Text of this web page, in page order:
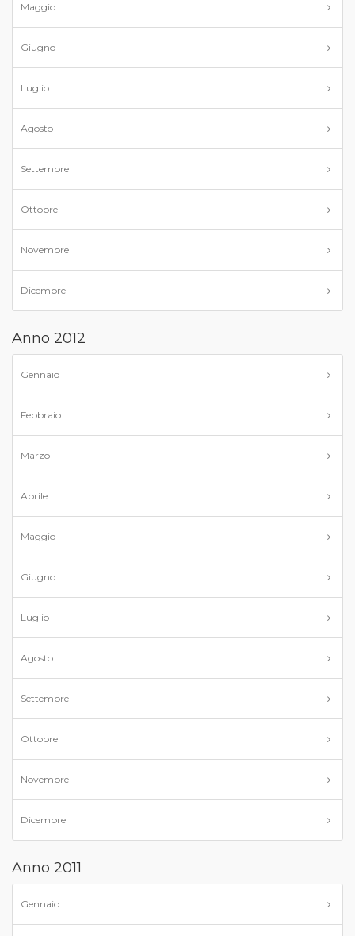
Maggio
Giugno
Luglio
Agosto
Settembre
Ottobre
Novembre
Dicembre
Anno 2012
Gennaio
Febbraio
Marzo
Aprile
Maggio
Giugno
Luglio
Agosto
Settembre
Ottobre
Novembre
Dicembre
Anno 2011
Gennaio